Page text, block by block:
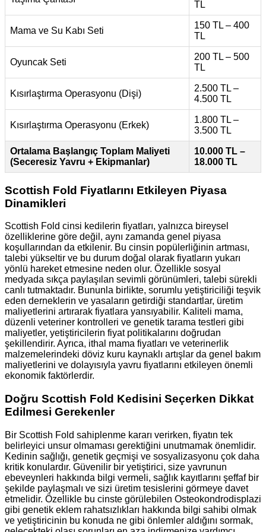
TL
Mama ve Su Kabı Seti
150 TL – 400
TL
Oyuncak Seti
200 TL – 500
TL
Kısırlaştırma Operasyonu (Dişi)
2.500 TL –
4.500 TL
Kısırlaştırma Operasyonu (Erkek)
1.800 TL –
3.500 TL
Ortalama Başlangıç Toplam Maliyeti
(Seceresiz Yavru + Ekipmanlar)
10.000 TL –
18.000 TL
Scottish Fold Fiyatlarını Etkileyen Piyasa
Dinamikleri
Scottish Fold cinsi kedilerin fiyatları, yalnızca bireysel
özelliklerine göre değil, aynı zamanda genel piyasa
koşullarından da etkilenir. Bu cinsin popülerliğinin artması,
talebi yükseltir ve bu durum doğal olarak fiyatların yukarı
yönlü hareket etmesine neden olur. Özellikle sosyal
medyada sıkça paylaşılan sevimli görünümleri, talebi sürekli
canlı tutmaktadır. Bununla birlikte, sorumlu yetiştiriciliği teşvik
eden derneklerin ve yasaların getirdiği standartlar, üretim
maliyetlerini artırarak fiyatlara yansıyabilir. Kaliteli mama,
düzenli veteriner kontrolleri ve genetik tarama testleri gibi
maliyetler, yetiştiricilerin fiyat politikalarını doğrudan
şekillendirir. Ayrıca, ithal mama fiyatları ve veterinerlik
malzemelerindeki döviz kuru kaynaklı artışlar da genel bakım
maliyetlerini ve dolayısıyla yavru fiyatlarını etkileyen önemli
ekonomik faktörlerdir.
Doğru Scottish Fold Kedisini Seçerken Dikkat
Edilmesi Gerekenler
Bir Scottish Fold sahiplenme kararı verirken, fiyatın tek
belirleyici unsur olmaması gerektiğini unutmamak önemlidir.
Kedinin sağlığı, genetik geçmişi ve sosyalizasyonu çok daha
kritik konulardır. Güvenilir bir yetiştirici, size yavrunun
ebeveynleri hakkında bilgi vermeli, sağlık kayıtlarını şeffaf bir
şekilde paylaşmalı ve sizi üretim tesislerini görmeye davet
etmelidir. Özellikle bu cinste görülebilen Osteokondrodisplazi
gibi genetik eklem rahatsızlıkları hakkında bilgi sahibi olmak
ve yetiştiricinin bu konuda ne gibi önlemler aldığını sormak,